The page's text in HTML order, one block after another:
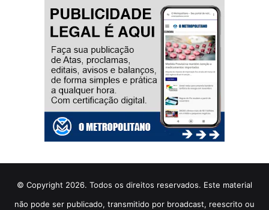
© Copyright 2026. Todos os direitos reservados. Este material
não pode ser publicado, transmitido por broadcast, reescrito ou